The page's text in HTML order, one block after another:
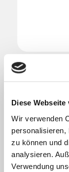
Diese
Wir verwenden
personalisieren,
zu können und
analysieren.
Verwendung